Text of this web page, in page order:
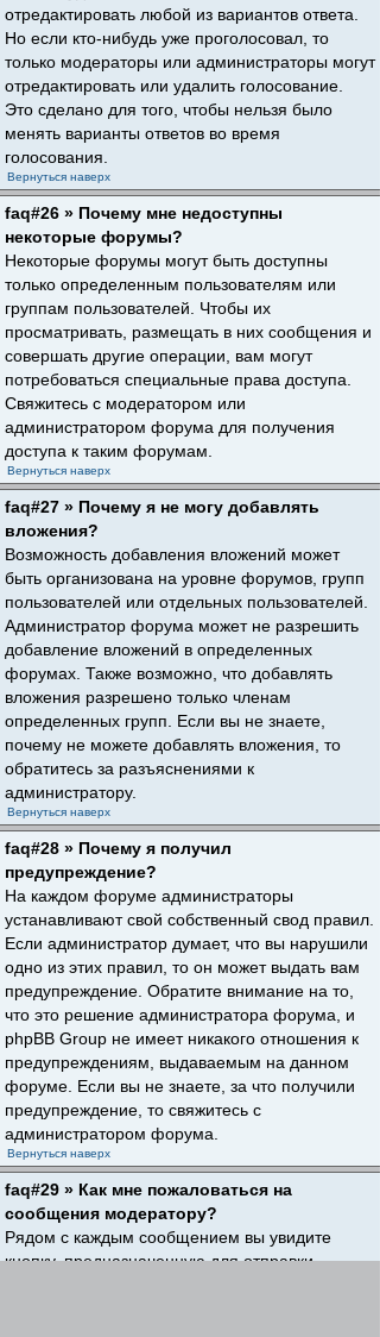
отредактировать любой из вариантов ответа.
Но если кто-нибудь уже проголосовал, то
только модераторы или администраторы могут
отредактировать или удалить голосование.
Это сделано для того, чтобы нельзя было
менять варианты ответов во время
голосования.
Вернуться наверх
faq#26 » Почему мне недоступны
некоторые форумы?
Некоторые форумы могут быть доступны
только определенным пользователям или
группам пользователей. Чтобы их
просматривать, размещать в них сообщения и
совершать другие операции, вам могут
потребоваться специальные права доступа.
Свяжитесь с модератором или
администратором форума для получения
доступа к таким форумам.
Вернуться наверх
faq#27 » Почему я не могу добавлять
вложения?
Возможность добавления вложений может
быть организована на уровне форумов, групп
пользователей или отдельных пользователей.
Администратор форума может не разрешить
добавление вложений в определенных
форумах. Также возможно, что добавлять
вложения разрешено только членам
определенных групп. Если вы не знаете,
почему не можете добавлять вложения, то
обратитесь за разъяснениями к
администратору.
Вернуться наверх
faq#28 » Почему я получил
предупреждение?
На каждом форуме администраторы
устанавливают свой собственный свод правил.
Если администратор думает, что вы нарушили
одно из этих правил, то он может выдать вам
предупреждение. Обратите внимание на то,
что это решение администратора форума, и
phpBB Group не имеет никакого отношения к
предупреждениям, выдаваемым на данном
форуме. Если вы не знаете, за что получили
предупреждение, то свяжитесь с
администратором форума.
Вернуться наверх
faq#29 » Как мне пожаловаться на
сообщения модератору?
Рядом с каждым сообщением вы увидите
кнопку, предназначенную для отправки